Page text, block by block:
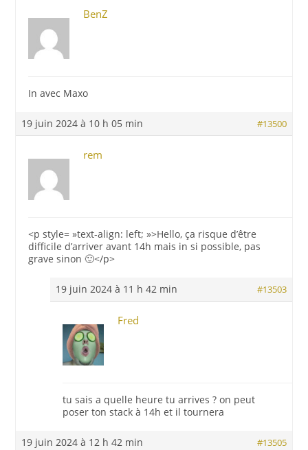
BenZ
In avec Maxo
19 juin 2024 à 10 h 05 min #13500
rem
<p style= »text-align: left; »>Hello, ça risque d’être
difficile d’arriver avant 14h mais in si possible, pas
grave sinon 🙂</p>
19 juin 2024 à 11 h 42 min #13503
Fred
tu sais a quelle heure tu arrives ? on peut
poser ton stack à 14h et il tournera
19 juin 2024 à 12 h 42 min #13505